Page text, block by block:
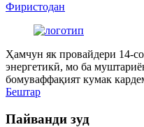
Фиристодан
Ҳамчун як провайдери 14-
энергетикӣ, мо ба
бомуваффақият кумак
Бештар
Пайванди зуд